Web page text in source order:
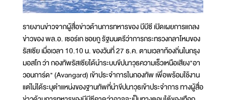
รายงานข่าวจากผู้สื่อข่าวด้านการทหารของ บีบีซี เปิดเผยการแถลง
ข่าวของ พล.อ. เซอร์เก ชอยกู รัฐมนตรีว่าการกระทรวงกลาโหมของ
รัสเซีย เมื่อเวลา 10.10 น. ของวันที่ 27 ธ.ค. ตามเวลาท้องถิ่นในกรุง
มอสโก ว่า กองทัพรัสเซียได้นำระบบขีปนาวุธความเร็วเหนือเสียง"อา
วอนการ์ด" (Avangard) เข้าประจำการในกองทัพ เพื่อพร้อมใช้งาน
แต่ไม่ได้ระบุตำแหน่งของฐานทัพที่นำขีปนาวุธเข้าประจำการ ทางผู้สื่อ